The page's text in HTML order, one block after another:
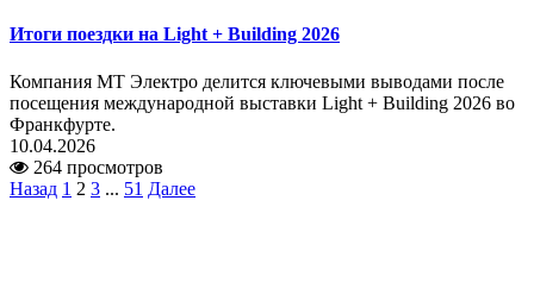
Итоги поездки на Light + Building 2026
Компания МТ Электро делится ключевыми выводами после
посещения международной выставки Light + Building 2026 во
Франкфурте.
10.04.2026
264 просмотров
Назад 1 2 3 ... 51 Далее